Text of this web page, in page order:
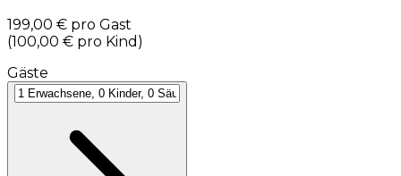
199,00 € pro Gast
(100,00 € pro Kind )
Gäste